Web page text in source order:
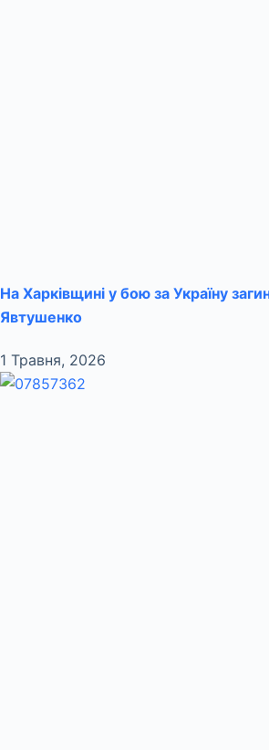
На Харківщині у бою за Україну
Явтушенко
1 Травня, 2026